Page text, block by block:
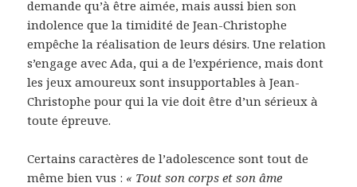
demande qu’à être aimée, mais aussi bien son
indolence que la timidité de Jean-Christophe
empêche la réalisation de leurs désirs. Une relation
s’engage avec Ada, qui a de l’expérience, mais dont
les jeux amoureux sont insupportables à Jean-
Christophe pour qui la vie doit être d’un sérieux à
toute épreuve.
Certains caractères de l’adolescence sont tout de
même bien vus : « Tout son corps et son âme